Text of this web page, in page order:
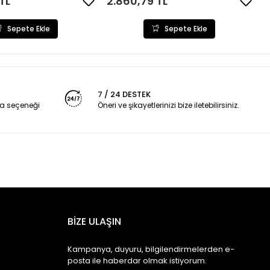
Sepete Ekle Sepete Ekle
seçeneği
7 / 24 DESTEK
Öneri ve şikayetlerinizi bize iletebilirsiniz.
BİZE ULAŞIN
Kampanya, duyuru, bilgilendirmelerden e-
posta ile haberdar olmak istiyorum.